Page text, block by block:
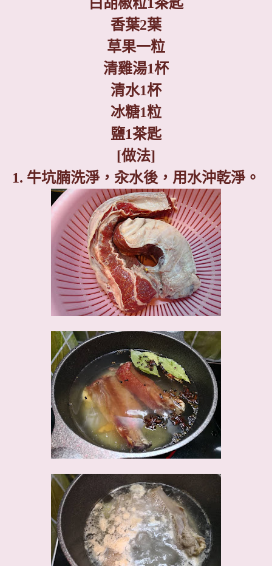
香葉2葉
草果一粒
清雞湯1杯
清水1杯
冰糖1粒
鹽1茶匙
[做法]
1. 牛坑腩洗淨 ，汆水後，用水沖乾淨 。